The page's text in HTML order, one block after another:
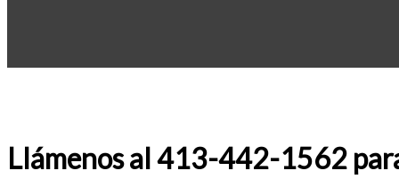
Llámenos al 413-442-1562